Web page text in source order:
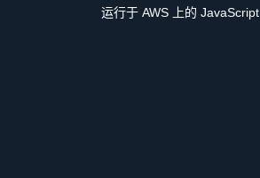
运行于 AWS 上的 JavaScript